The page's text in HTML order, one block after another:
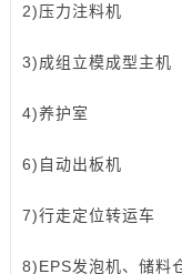
2)压力注料机
3)成组立模成型主机
4)养护室
6)自动出板机
7)行走定位转运车
8)EPS发泡机、储料